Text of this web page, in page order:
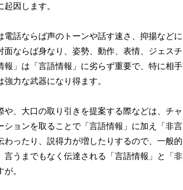
因します。
話ならば声のトーンや話す速さ、抑揚などに
ならば身なり、姿勢、動作、表情、ジェスチ
」は「言語情報」に劣らず重要で、特に相手
力な武器になり得ます。
、大口の取り引きを提案する際などは、チャ
ョンを取ることで「言語情報」に加え「非言
ったり、説得力が増したりするので、一般的
うまでもなく伝達される「言語情報」と「非
。